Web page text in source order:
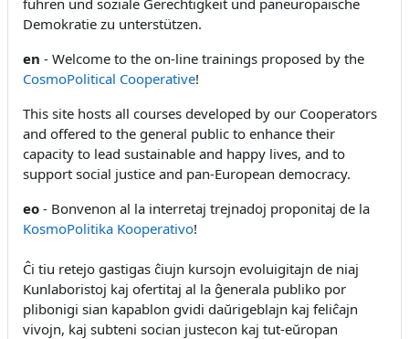
führen und soziale Gerechtigkeit und paneuropäische
Demokratie zu unterstützen.
en - Welcome to the on-line trainings proposed by the
CosmoPolitical Cooperative!
This site hosts all courses developed by our Cooperators
and offered to the general public to enhance their
capacity to lead sustainable and happy lives, and to
support social justice and pan-European democracy.
eo - Bonvenon al la interretaj trejnadoj proponitaj de la
KosmoPolitika Kooperativo!
Ĉi tiu retejo gastigas ĉiujn kursojn evoluigitajn de niaj
Kunlaboristoj kaj ofertitaj al la ĝenerala publiko por
plibonigi sian kapablon gvidi daŭrigeblajn kaj feliĉajn
vivojn, kaj subteni socian justecon kaj tut-eŭropan